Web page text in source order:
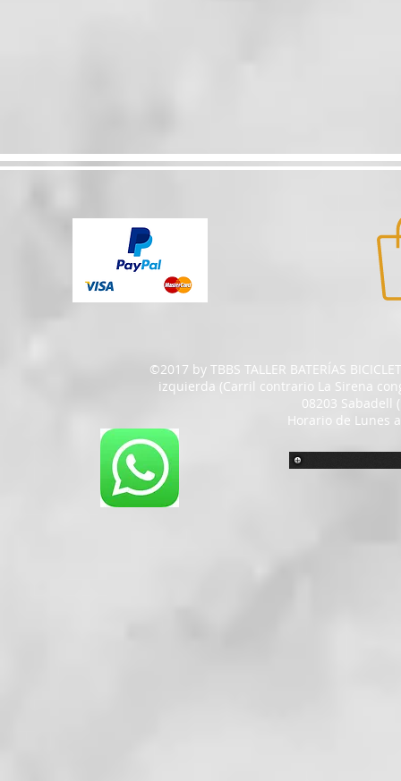
©2017 by TBBS TALLER BATERÍAS
izquierda (Carril contrario La Sirena
08203 Sabadell
Horario de Lunes